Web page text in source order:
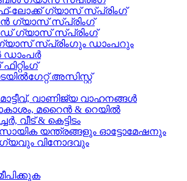
ലോക്ക് ഗ്യാസ് സ്പ്രിംഗ്
ഗ്യാസ് സ്പ്രിംഗ്
ഗ്യാസ് സ്പ്രിംഗ്
ഗ്യാസ് സ്പ്രിംഗും ഡാംപറും
ഡാംപർ
അസിസ്റ്റ്
വാണിജ്യ വാഹനങ്ങൾ
മറൈൻ & റെയിൽ
വീട് & കെട്ടിടം
യന്ത്രങ്ങളും ഓട്ടോമേഷനും
വിനോദവും